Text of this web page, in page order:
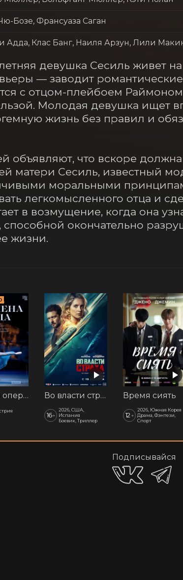
Бозе, Франсуаза Саган
Адда, Клас Банг, Наиля Арзун, Лили
летняя девушка Сесиль живет
— заводит
с отцом-плейбоем
Молодая девушка ищет
жизнь без правил и
объявляют, что вскоре
матери Сесиль, известный
моральными
легкомысленного отца и
в возмущение, когда она
окончательно
жизни.
Венская опера: Времена года Во власти страха
16+
2026, США,
Испания
Боевик, Триллер
Время сиять
12 +
2026, Южная Корея
Драма, Фэнтези,
Спорт
Подписывайся